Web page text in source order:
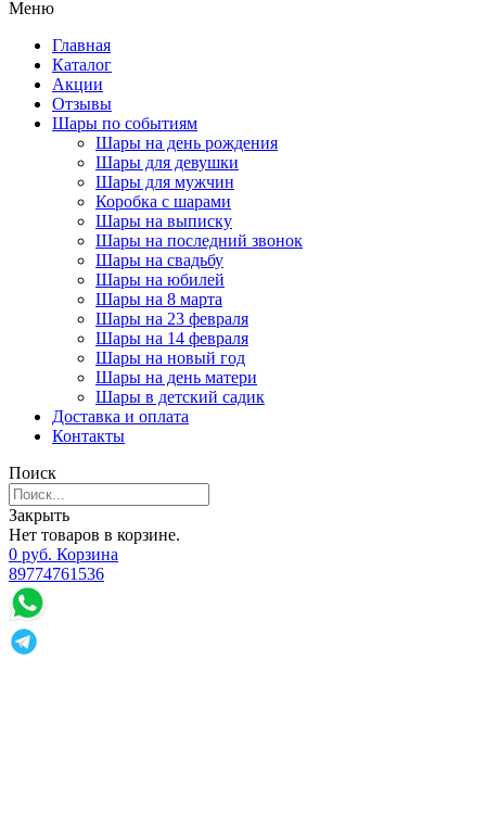
Меню
Главная
Каталог
Акции
Отзывы
Шары по событиям
Шары на день рождения
Шары для девушки
Шары для мужчин
Коробка с шарами
Шары на выписку
Шары на последний звонок
Шары на свадьбу
Шары на юбилей
Шары на 8 марта
Шары на 23 февраля
Шары на 14 февраля
Шары на новый год
Шары на день матери
Шары в детский садик
Доставка и оплата
Контакты
Поиск
Закрыть
Нет товаров в корзине.
0 руб. Корзина
89774761536